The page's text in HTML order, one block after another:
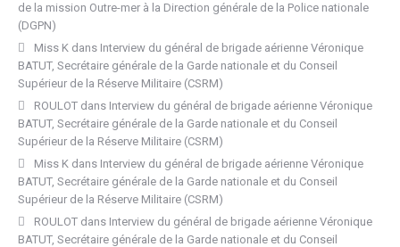
de la mission Outre-mer à la Direction générale de la Police nationale
(DGPN)
Miss K dans Interview du général de brigade aérienne Véronique
BATUT, Secrétaire générale de la Garde nationale et du Conseil
Supérieur de la Réserve Militaire (CSRM)
ROULOT dans Interview du général de brigade aérienne Véronique
BATUT, Secrétaire générale de la Garde nationale et du Conseil
Supérieur de la Réserve Militaire (CSRM)
Miss K dans Interview du général de brigade aérienne Véronique
BATUT, Secrétaire générale de la Garde nationale et du Conseil
Supérieur de la Réserve Militaire (CSRM)
ROULOT dans Interview du général de brigade aérienne Véronique
BATUT, Secrétaire générale de la Garde nationale et du Conseil